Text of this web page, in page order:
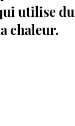
utilise du
chaleur.